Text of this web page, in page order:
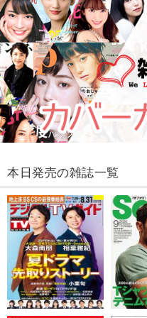
本日発売の雑誌一覧